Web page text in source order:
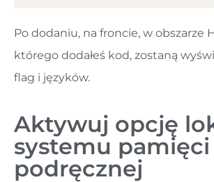
Po dodaniu, na froncie, w obszarze
którego dodałeś kod, zostaną
flag i języków.
Aktywuj opcję
systemu pamięci
podręcznej